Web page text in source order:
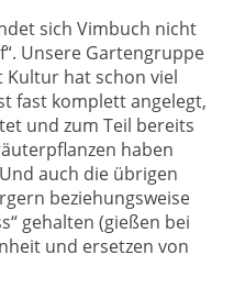
sich Vimbuch nicht
Unsere Gartengruppe
hat schon viel
fast komplett angelegt,
und zum Teil bereits
haben
auch die übrigen
beziehungsweise
gehalten (gießen bei
und ersetzen von